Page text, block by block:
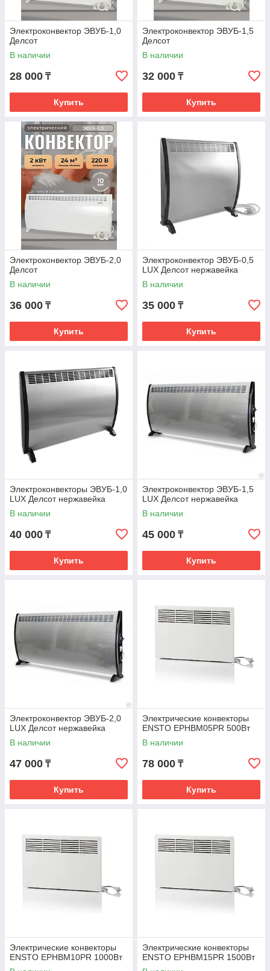
Электроконвектор ЭВУБ-1,0
Делсот
В наличии
28 000 ₸
Купить
Электроконвектор ЭВУБ-1,5
Делсот
В наличии
32 000 ₸
Купить
Электроконвектор ЭВУБ-2,0
Делсот
В наличии
36 000 ₸
Купить
Электроконвектор ЭВУБ-0,5
LUX Делсот нержавейка
В наличии
35 000 ₸
Купить
Электроконвекторы ЭВУБ-1,0
LUX Делсот нержавейка
В наличии
40 000 ₸
Купить
Электроконвектор ЭВУБ-1,5
LUX Делсот нержавейка
В наличии
45 000 ₸
Купить
Электроконвектор ЭВУБ-2,0
LUX Делсот нержавейка
В наличии
47 000 ₸
Купить
Электрические конвекторы
ENSTO EPHBM05PR 500Вт
В наличии
78 000 ₸
Купить
Электрические конвекторы
ENSTO EPHBM10PR 1000Вт
Электрические конвекторы
ENSTO EPHBM15PR 1500Вт